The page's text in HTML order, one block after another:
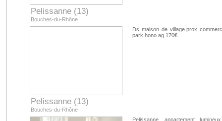
Pelissanne (13)
Bouches-du-Rhône
Pelissanne (13)
Bouches-du-Rhône
Ds maison de village.prox
park.hono ag 170€.
Pelissanne, appartement